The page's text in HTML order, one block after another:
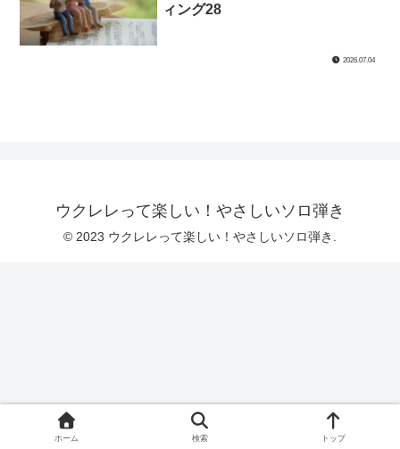
ィング28
2026.07.04
ウクレレって楽しい！やさしいソロ弾き
© 2023 ウクレレって楽しい！やさしいソロ弾き.
ホーム 検索 トップ